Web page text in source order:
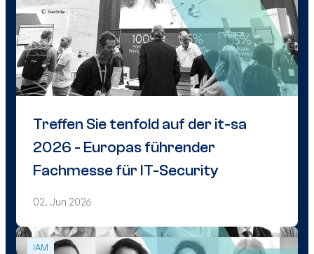
Treffen Sie tenfold auf der it-sa
2026 - Europas führender
Fachmesse für IT-Security
02. Jun 2026
IAM